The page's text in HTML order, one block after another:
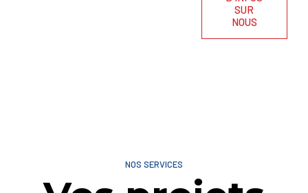
SUR
NOUS
NOS SERVICES